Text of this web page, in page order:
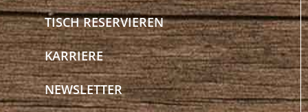
TISCH RESERVIEREN
KARRIERE
NEWSLETTER